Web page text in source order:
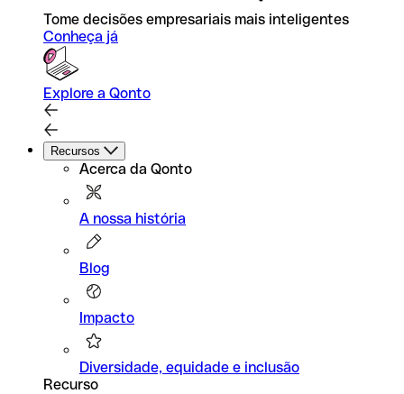
Tome decisões empresariais mais inteligentes
Conheça já
Explore a Qonto
Recursos
Acerca da Qonto
A nossa história
Blog
Impacto
Diversidade, equidade e inclusão
Recurso